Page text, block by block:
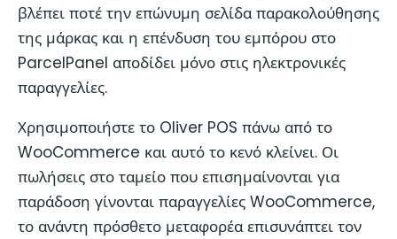
βλέπει ποτέ την επώνυμη σελίδα παρακολούθησης
της μάρκας και η επένδυση του εμπόρου στο
ParcelPanel αποδίδει μόνο στις ηλεκτρονικές
παραγγελίες.
Χρησιμοποιήστε το Oliver POS πάνω από το
WooCommerce και αυτό το κενό κλείνει. Οι
πωλήσεις στο ταμείο που επισημαίνονται για
παράδοση γίνονται παραγγελίες WooCommerce,
το ανάντη πρόσθετο μεταφορέα επισυνάπτει τον